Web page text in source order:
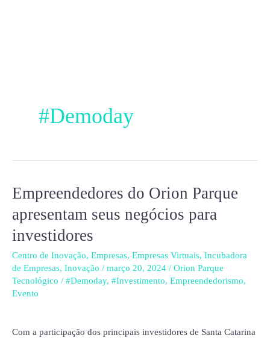
#Demoday
Empreendedores do Orion Parque
apresentam seus negócios para
investidores
Centro de Inovação, Empresas, Empresas Virtuais, Incubadora
de Empresas, Inovação / março 20, 2024 / Orion Parque
Tecnológico / #Demoday, #Investimento, Empreendedorismo,
Evento
Com a participação dos principais investidores de Santa Catarina
Empreendedores
Orion
Parque
apresentam
seus
negócios